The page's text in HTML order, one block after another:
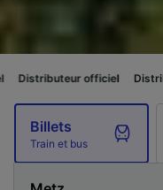
officiel Distributeur officiel
Billets
Train et bus